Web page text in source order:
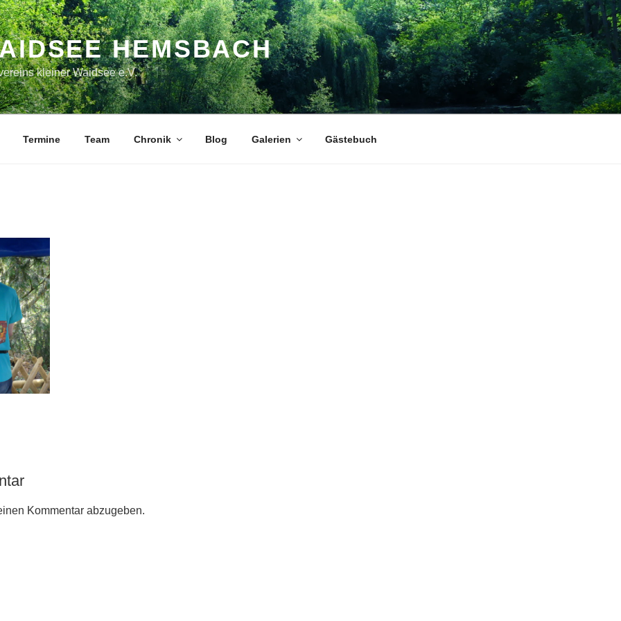
HEMSBACH
kleiner Waidsee e.V.
Termine Team Chronik Blog Galerien Gästebuch
Kommentar abzugeben.